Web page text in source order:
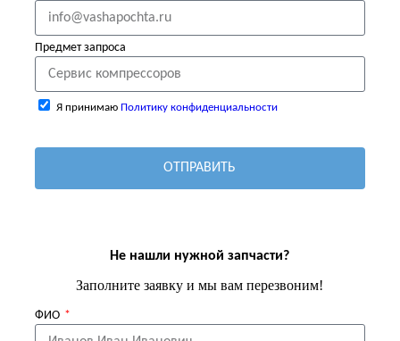
Предмет запроса
Я принимаю Политику конфиденциальности
ОТПРАВИТЬ
Не нашли нужной запчасти?
Заполните заявку и мы вам перезвоним!
ФИО